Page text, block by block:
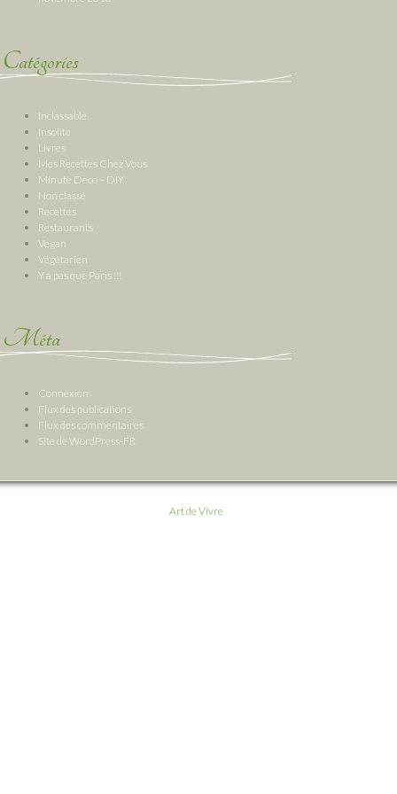
Catégories
Inclassable
Insolite
Livres
Mes Recettes Chez Vous
Minute Deco – DIY
Non classé
Recettes
Restaurants
Vegan
Végétarien
Y a pas que Paris !!!
Méta
Connexion
Flux des publications
Flux des commentaires
Site de WordPress-FR
Art de Vivre